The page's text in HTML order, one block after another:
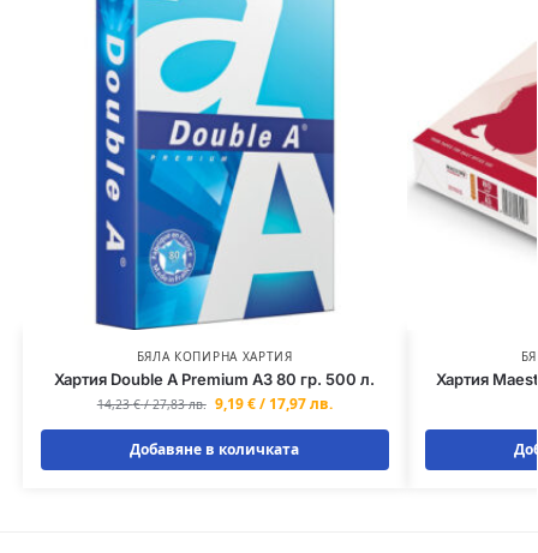
БЯЛА КОПИРНА ХАРТИЯ
Хартия Double A Premium A3 80 гр. 500 л.
14,23€ /27,83лв. 9,19€/17,97лв.
Добавяне в количката
Хартия